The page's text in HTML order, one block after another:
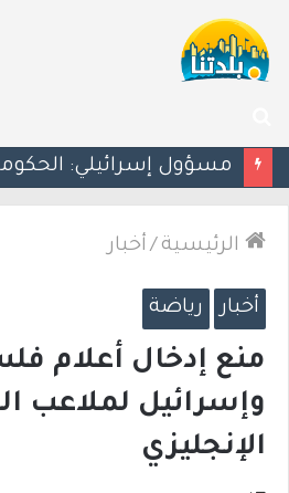
عن
الرئيسية / أخبار
أخبار رياضة
منع إدخال أعلام
وإسرائيل لملاعب
الإنجليزي